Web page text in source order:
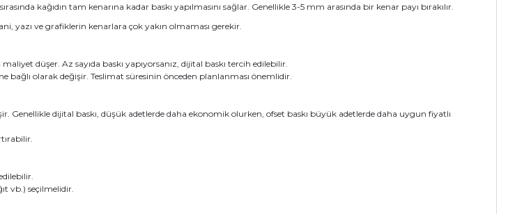
kağıdın tam kenarına kadar baskı yapılmasını sağlar. Genellikle 3-5 mm arasında bir kenar payı bırakılır.
yazı ve grafiklerin kenarlara çok yakın olmaması gerekir.
düşer. Az sayıda baskı yapıyorsanız, dijital baskı tercih edilebilir.
bağlı olarak değişir. Teslimat süresinin önceden planlanması önemlidir.
Genellikle dijital baskı, düşük adetlerde daha ekonomik olurken, ofset baskı büyük adetlerde daha uygun fiyatlı
vb.) seçilmelidir.